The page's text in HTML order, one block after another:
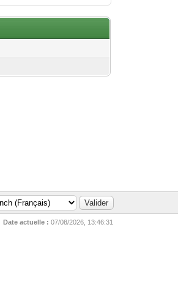
Date actuelle : 07/08/2026, 13:46:31